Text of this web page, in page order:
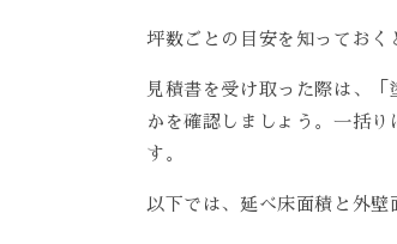
坪数ごとの目安を知っておく
見積書を受け取った際は、
かを確認しましょう。一括
す。
以下では、延べ床面積と外